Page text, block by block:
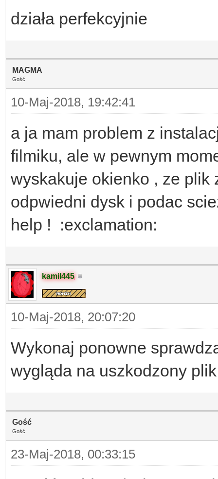
działa perfekcyjnie
MAGMA
Gość
10-Maj-2018, 19:42:41
a ja mam problem z
filmiku, ale w pewnym
wyskakuje okienko , ze plik
odpwiedni dysk i podac
help ! :exclamation:
kamil445
10-Maj-2018, 20:07:20
Wykonaj ponowne
wygląda na uszkodzony
Gość
Gość
23-Maj-2018, 00:33:15